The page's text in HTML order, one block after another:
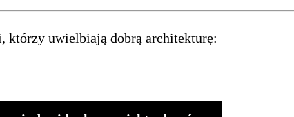
którzy uwielbiają dobrą architekturę: